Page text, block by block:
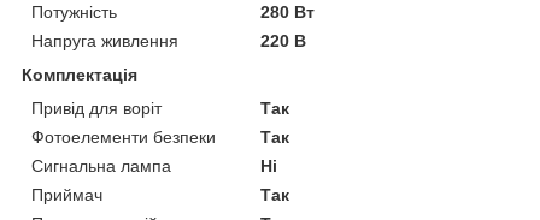
Потужність
280 Вт
Напруга живлення
220 В
Комплектація
Привід для воріт
Так
Фотоелементи безпеки
Так
Сигнальна лампа
Ні
Приймач
Так